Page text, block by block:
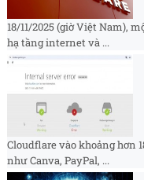
18/11/2025 (giờ Việt Nam),
hạ tầng internet và ...
Cloudflare vào khoảng hơn
như Canva, PayPal, ...